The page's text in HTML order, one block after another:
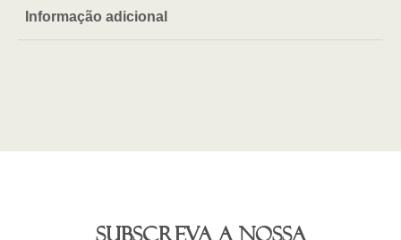
Informação adicional
Subscreva a nossa